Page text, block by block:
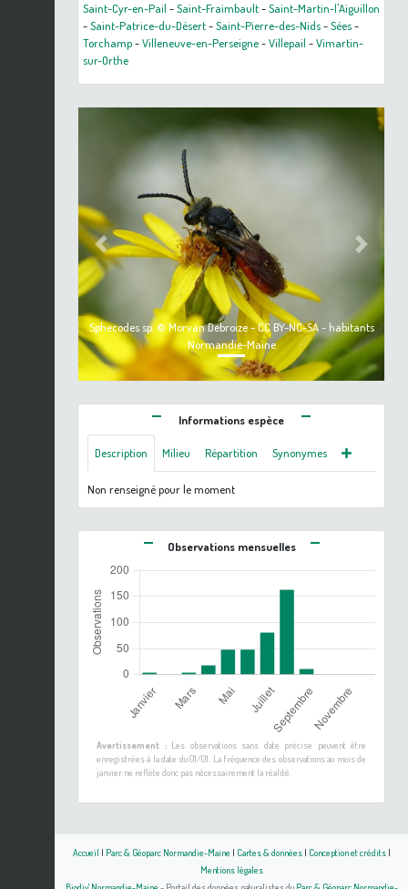
Saint-Cyr-en-Pail -Saint-Fraimbault-Saint-Martin-l'Aiguillon
-Saint-Patrice-du-Désert-Saint-Pierre-des-Nids-Sées-
Torchamp-Villeneuve-en-Perseigne-Villepail -Vimartin-
sur-Orthe
Sphecodes sp. © Morvan Debroize - CC BY-NC-SA - habitants
Normandie-Maine
Previous Next
Informations espèce
Description Milieu Répartition Synonymes
Non renseigné pour le moment
Observations mensuelles
Avertissement :Les observations sans date précise peuvent être
enregistrées à la date du 01/01. La fréquence des observations au mois de
janvier ne reflète donc pas nécessairement la réalité.
Accueil | Parc & Géoparc Normandie-Maine | Cartes & données| Conception et crédits|
Mentions légales